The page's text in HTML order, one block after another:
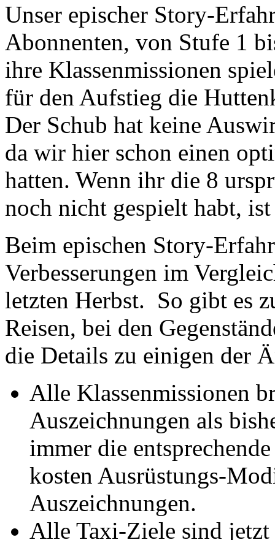
Unser epischer Story-
Abonnenten, von Stufe 1
ihre Klassenmissionen
für den Aufstieg die
Der Schub hat keine
da wir hier schon einen
hatten. Wenn ihr die 8
noch nicht gespielt habt,
Beim epischen Story-
Verbesserungen im
letzten Herbst. So gibt es
Reisen, bei den
die Details zu einigen der
Alle Klassenmissionen
Auszeichnungen als
immer die
kosten Ausrüstungs-
Auszeichnungen.
Alle Taxi-Ziele sind